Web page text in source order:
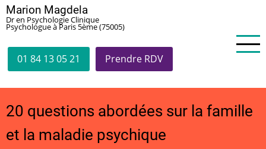
Aller
au
principal
Marion Magdela
Dr en Psychologie Clinique
Psychologue à Paris 5ème (75005)
01 84 13 05 21 Prendre RDV
20 questions abordées sur la famille
et la maladie psychique